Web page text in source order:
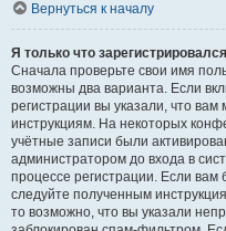
Вернуться к началу
Я только что
Сначала проверьте свои имя
возможны два варианта. Если
регистрации вы указали, что
инструкциям. На некоторых
учётные записи были
администратором до входа в
процессе регистрации. Если
следуйте полученным
то возможно, что вы указали